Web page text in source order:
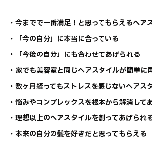
・今までで一番満足！と思ってもらえるヘア
・「今の自分」に本当に合っている
・「今後の自分」にも合わせてあげられる
・家でも美容室と同じヘアスタイルが簡単に
・数ヶ月経ってもストレスを感じないヘアス
・悩みやコンプレックスを根本から解消して
・理想以上のヘアスタイルを創ってあげられ
・本来の自分の髪を好きだと思ってもらえる